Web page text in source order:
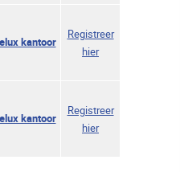
kantoor
Registreer
hier
kantoor
Registreer
hier